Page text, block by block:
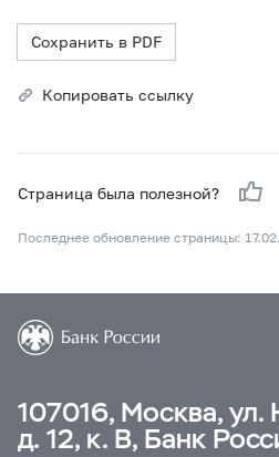
Сохранить в PDF
Копировать ссылку
Страница была полезной?
Последнее обновление страницы:
107016, Москва, ул.
д. 12, к. В, Банк